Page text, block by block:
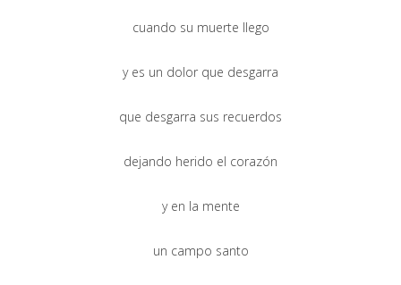
cuando su muerte llego
y es un dolor que desgarra
que desgarra sus recuerdos
dejando herido el corazón
y en la mente
un campo santo